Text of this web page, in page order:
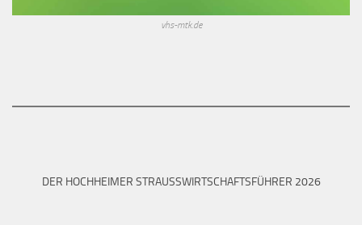
vhs-mtk.de
DER HOCHHEIMER STRAUSSWIRTSCHAFTSFÜHRER 2026